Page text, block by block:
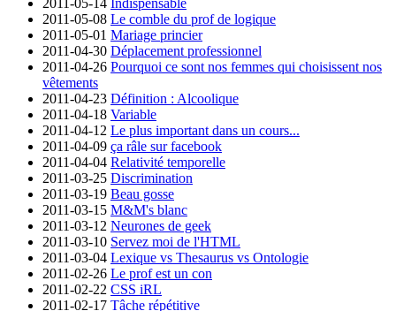
2011-05-08 Le comble du prof de logique
2011-05-01 Mariage princier
2011-04-30 Déplacement professionnel
2011-04-26 Pourquoi ce sont nos femmes qui choisissent nos
vêtements
2011-04-23 Définition : Alcoolique
2011-04-18 Variable
2011-04-12 Le plus important dans un cours...
2011-04-09 ça râle sur facebook
2011-04-04 Relativité temporelle
2011-03-25 Discrimination
2011-03-19 Beau gosse
2011-03-15 M&M's blanc
2011-03-12 Neurones de geek
2011-03-10 Servez moi de l'HTML
2011-03-04 Lexique vs Thesaurus vs Ontologie
2011-02-26 Le prof est un con
2011-02-22 CSS iRL
2011-02-17 Tâche répétitive